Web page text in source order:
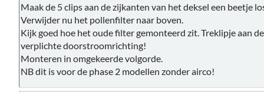
Maak de 5 clips aan de zijkanten van het deksel een beetje
Verwijder nu het pollenfilter naar boven.
Kijk goed hoe het oude filter gemonteerd zit. Treklipje aan
verplichte doorstroomrichting!
Monteren in omgekeerde volgorde.
NB dit is voor de phase 2 modellen zonder airco!